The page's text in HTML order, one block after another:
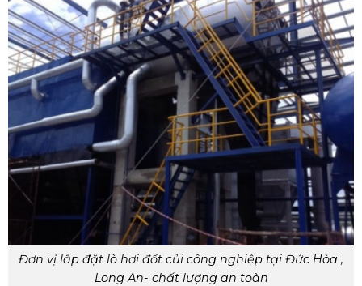
Đơn vị lắp đặt lò hơi đốt củi công nghiệp tại Đức Hòa ,
Long An- chất lượng an toàn